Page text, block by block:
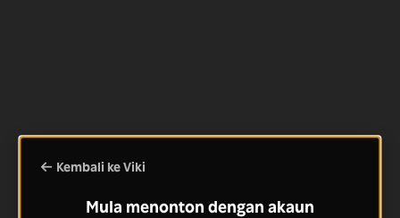
Kembali ke Viki
Mula menonton dengan akaun